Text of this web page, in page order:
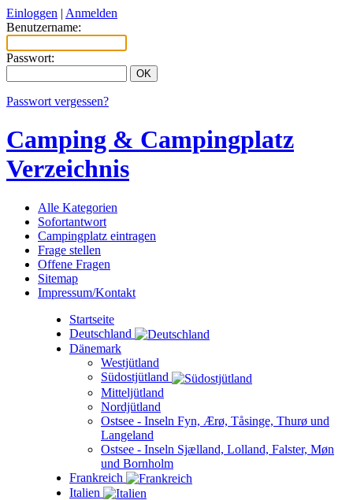
Einloggen | Anmelden
Benutzername:
Passwort:
Passwort vergessen?
Camping & Campingplatz
Verzeichnis
Alle Kategorien
Sofortantwort
Campingplatz eintragen
Frage stellen
Offene Fragen
Sitemap
Impressum/Kontakt
Startseite
Deutschland
Dänemark
Westjütland
Südostjütland
Mitteljütland
Nordjütland
Ostsee - Inseln Fyn, Ærø, Tåsinge, Thurø und
Langeland
Ostsee - Inseln Sjælland, Lolland, Falster, Møn
und Bornholm
Frankreich
Italien